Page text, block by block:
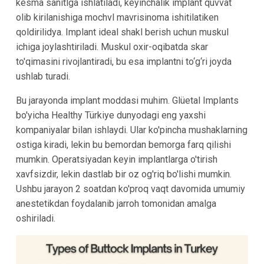
kesma sanitlga ishlatiladi, keyinchalik implant quvvat
olib kirilanishiga mochvl mavrisinoma ishitilatiken
qoldirilidya. Implant ideal shakl berish uchun muskul
ichiga joylashtiriladi. Muskul oxir-oqibatda skar
to'qimasini rivojlantiradi, bu esa implantni to‘g‘ri joyda
ushlab turadi.
Bu jarayonda implant moddasi muhim. Glüetal Implants
bo'yicha Healthy Türkiye dunyodagi eng yaxshi
kompaniyalar bilan ishlaydi. Ular ko'pincha mushaklarning
ostiga kiradi, lekin bu bemordan bemorga farq qilishi
mumkin. Operatsiyadan keyin implantlarga o'tirish
xavfsizdir, lekin dastlab bir oz og'riq bo'lishi mumkin.
Ushbu jarayon 2 soatdan ko'proq vaqt davomida umumiy
anestetikdan foydalanib jarroh tomonidan amalga
oshiriladi.